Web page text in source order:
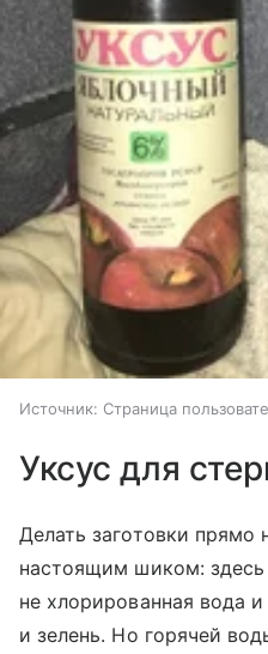
Источник: Страница
Уксус для
Делать заготовки прямо
настоящим шиком:
не хлорированная вода
и зелень. Но горячей